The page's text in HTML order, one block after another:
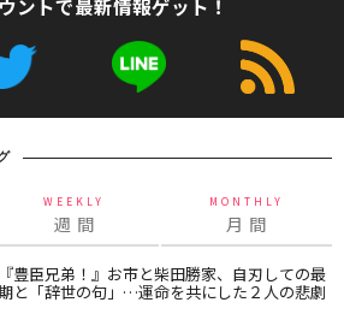
ントで最新情報ゲット！
WEEKLY
週 間
MONTHLY
月 間
『豊臣兄弟！』お市と柴田勝家、自刃しての最
と「辞世の句」…運命を共にした２人の悲劇